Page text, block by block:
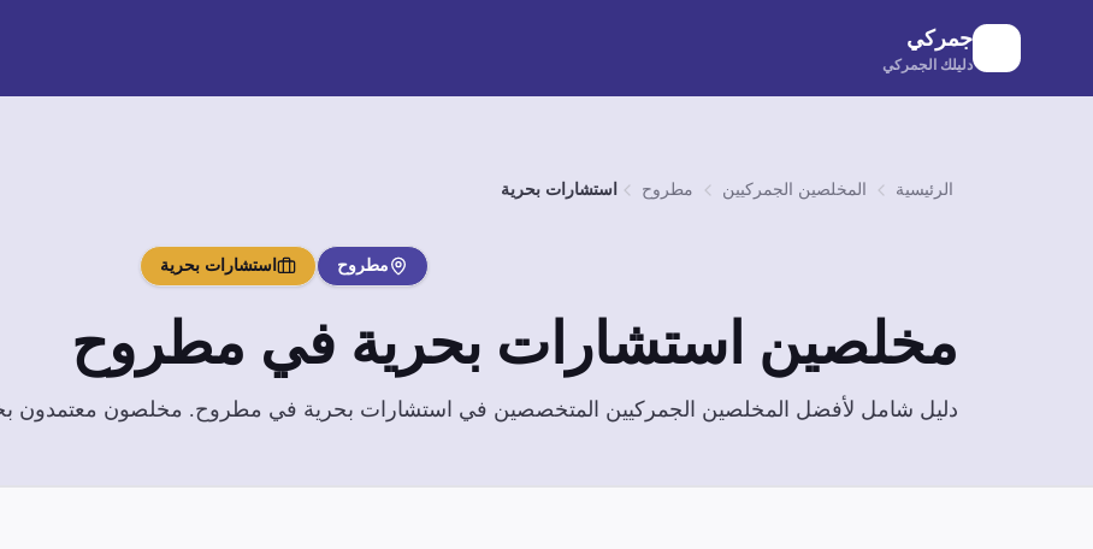
جمركي
دليلك الجمركي
الرئيسية المخلصين الجمركيين مطروح استشارات بحرية
مطروح استشارات بحرية
مخلصين استشارات بحرية في مطروح
دليل شامل لأفضل المخلصين الجمركيين المتخصصين في استشارات بحرية في مطروح. مخلصون معتمدون